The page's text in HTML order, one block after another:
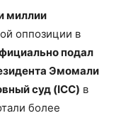
миллии
оппозиции в
подал
Эмомали
суд (ICC) в
более